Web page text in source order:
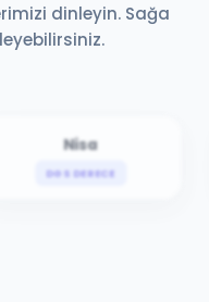
dinleyin. Sağa
Nisa
DGS DERECE